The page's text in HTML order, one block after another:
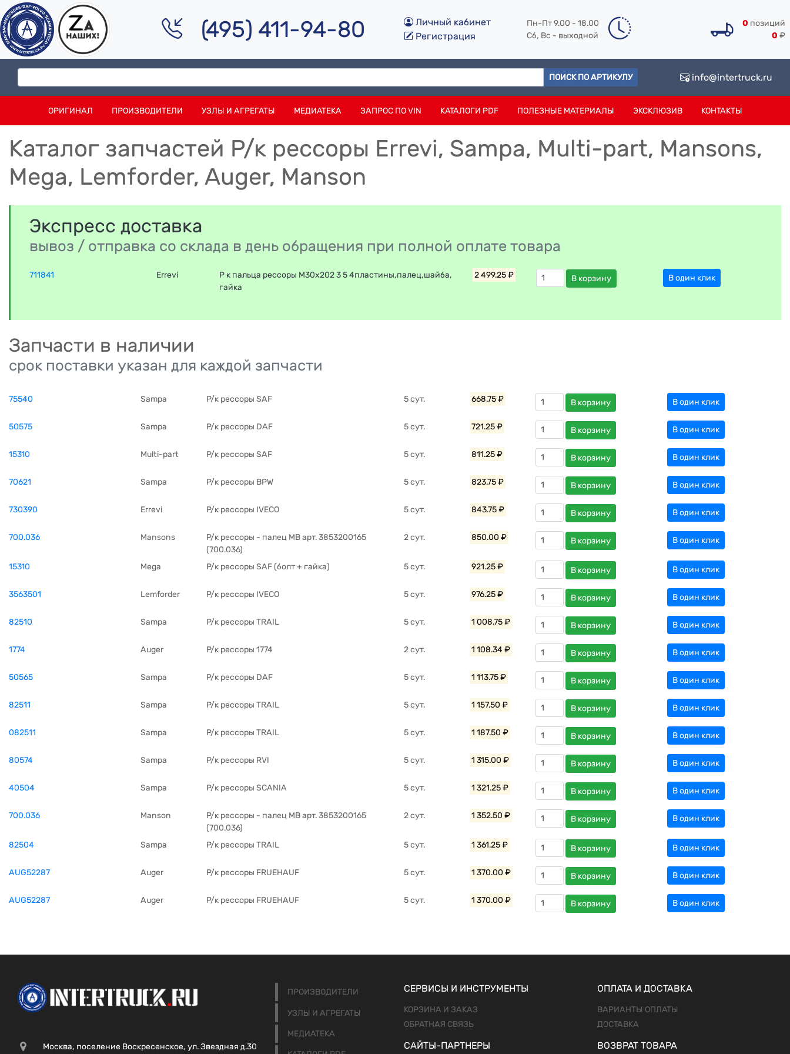
(495) 411-94-80
Личный кабинет
Регистрация
Пн-Пт 9.00 - 18.00
Сб, Вс - выходной
0 позиций
0 ₽
ПОИСК ПО АРТИКУЛУ info@intertruck.ru
ОРИГИНАЛ ПРОИЗВОДИТЕЛИ УЗЛЫ И АГРЕГАТЫ МЕДИАТЕКА ЗАПРОС ПО VIN КАТАЛОГИ PDF ПОЛЕЗНЫЕ МАТЕРИАЛЫ ЭКСКЛЮЗИВ КОНТАКТЫ
Каталог запчастей Р/к рессоры Errevi, Sampa, Multi-part, Mansons,
Mega, Lemforder, Auger, Manson
Экспресс доставка
вывоз / отправка со склада в день обращения при полной оплате товара
711841 Errevi
Р к пальца рессоры M30x202 3 5 4пластины,палец,шайба,
гайка
2 499.25 ₽ В корзину В один клик
Запчасти в наличии
срок поставки указан для каждой запчасти
75540 Sampa Р/к рессоры SAF 5 сут. 668.75 ₽ В корзину В один клик
50575 Sampa Р/к рессоры DAF 5 сут. 721.25 ₽ В корзину В один клик
15310 Multi-part Р/к рессоры SAF 5 сут. 811.25 ₽ В корзину В один клик
70621 Sampa Р/к рессоры BPW 5 сут. 823.75 ₽ В корзину В один клик
730390 Errevi Р/к рессоры IVECO 5 сут. 843.75 ₽ В корзину В один клик
700.036 Mansons
Р/к рессоры - палец MB арт. 3853200165
(700.036)
2 сут. 850.00 ₽ В корзину В один клик
15310 Mega Р/к рессоры SAF (болт + гайка) 5 сут. 921.25 ₽ В корзину В один клик
3563501 Lemforder Р/к рессоры IVECO 5 сут. 976.25 ₽ В корзину В один клик
82510 Sampa Р/к рессоры TRAIL 5 сут. 1 008.75 ₽ В корзину В один клик
1774 Auger Р/к рессоры 1774 2 сут. 1 108.34 ₽ В корзину В один клик
50565 Sampa Р/к рессоры DAF 5 сут. 1 113.75 ₽ В корзину В один клик
82511 Sampa Р/к рессоры TRAIL 5 сут. 1 157.50 ₽ В корзину В один клик
082511 Sampa Р/к рессоры TRAIL 5 сут. 1 187.50 ₽ В корзину В один клик
80574 Sampa Р/к рессоры RVI 5 сут. 1 315.00 ₽ В корзину В один клик
40504 Sampa Р/к рессоры SCANIA 5 сут. 1 321.25 ₽ В корзину В один клик
700.036 Manson
Р/к рессоры - палец MB арт. 3853200165
(700.036)
2 сут. 1 352.50 ₽ В корзину В один клик
82504 Sampa Р/к рессоры TRAIL 5 сут. 1 361.25 ₽ В корзину В один клик
AUG52287 Auger Р/к рессоры FRUEHAUF 5 сут. 1 370.00 ₽ В корзину В один клик
AUG52287 Auger Р/к рессоры FRUEHAUF 5 сут. 1 370.00 ₽ В корзину В один клик
Москва, поселение Воскресенское, ул. Звездная д.30
ПРОИЗВОДИТЕЛИ
УЗЛЫ И АГРЕГАТЫ
МЕДИАТЕКА
СЕРВИСЫ И ИНСТРУМЕНТЫ
КОРЗИНА И ЗАКАЗ
ОБРАТНАЯ СВЯЗЬ
САЙТЫ-ПАРТНЕРЫ
ОПЛАТА И ДОСТАВКА
ВАРИАНТЫ ОПЛАТЫ
ДОСТАВКА
ВОЗВРАТ ТОВАРА